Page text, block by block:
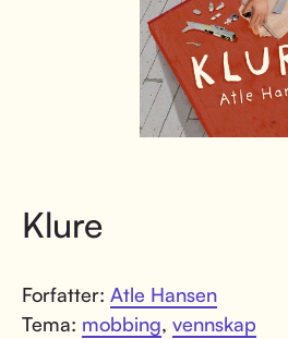
Klure
Forfatter: Atle Hansen
Tema: mobbing, vennskap